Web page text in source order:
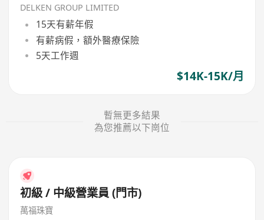
DELKEN GROUP LIMITED
15天有薪年假
有薪病假，額外醫療保險
5天工作週
$14K-15K/月
暫無更多結果
為您推薦以下崗位
初級 / 中級營業員 (門市)
萬福珠寶